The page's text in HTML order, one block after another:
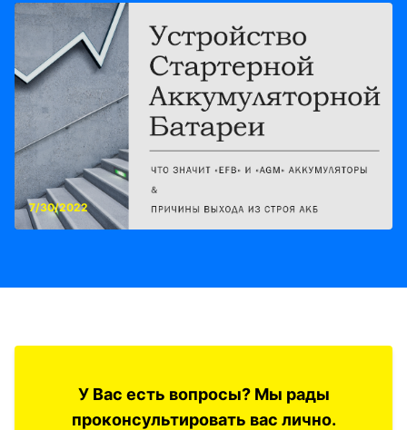
7/30/2022
У Вас есть вопросы? Мы рады
проконсультировать вас лично.